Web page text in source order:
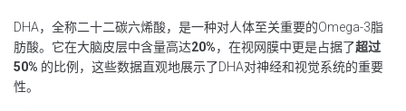
DHA，全称二十二碳六烯酸，是一种对人体至关重要的Omega-3脂
肪酸。它在大脑皮层中含量高达20%，在视网膜中更是占据了超过
50% 的比例，这些数据直观地展示了DHA对神经和视觉系统的重要
性。